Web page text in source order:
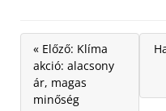
« Előző: Klíma
akció: alacsony
ár, magas
minőség